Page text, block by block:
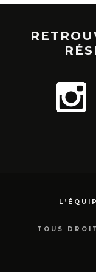
TOUS